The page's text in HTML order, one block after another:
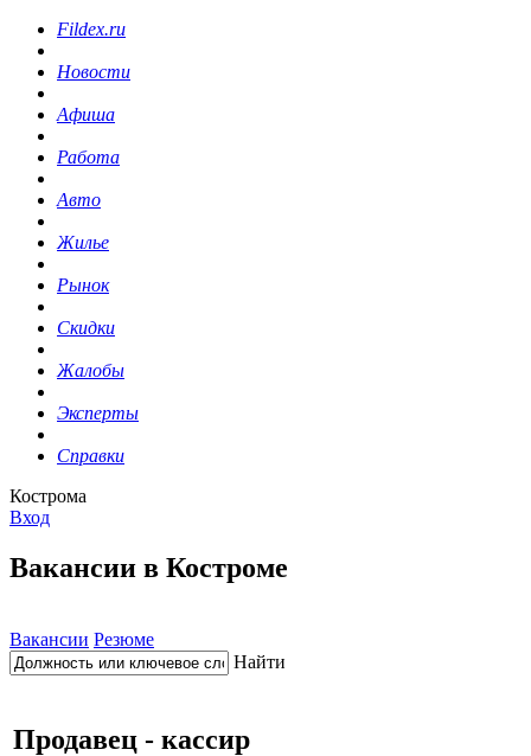
Fildex.ru
Новости
Афиша
Работа
Авто
Жилье
Рынок
Скидки
Жалобы
Эксперты
Справки
Кострома
Вход
Вакансии в Костроме
Вакансии Резюме
Найти
Продавец - кассир